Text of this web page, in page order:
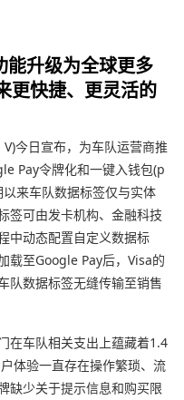
升级为全球更多
更快捷、更灵活的
今日宣布，为车队运营商推
Pay令牌化和一键入钱包(p
来车队数据标签仅与实体
签可由发卡机构、金融科技
中动态配置自定义数据标
载至Google Pay后，Visa的
队数据标签无缝传输至销售
在车队相关支出上蕴藏着1.4
体验一直存在操作繁琐、流
少关于提示信息和购买限